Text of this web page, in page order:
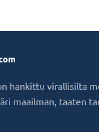
hankittu virallisilta
maailman, taaten